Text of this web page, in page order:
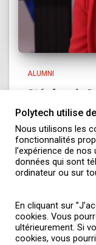
ALUMNI
Stéphanie
Cheffe du projet
2013Spécialité
modélisation
d’ingénieur à
intégré l’une des
ACTUALITÉS
Polytech utilise
Nous utilisons les
fonctionnalités
l’expérience de
données qui sont
ordinateur ou sur
En cliquant sur
cookies. Vous
ultérieurement. Si
cookies, vous